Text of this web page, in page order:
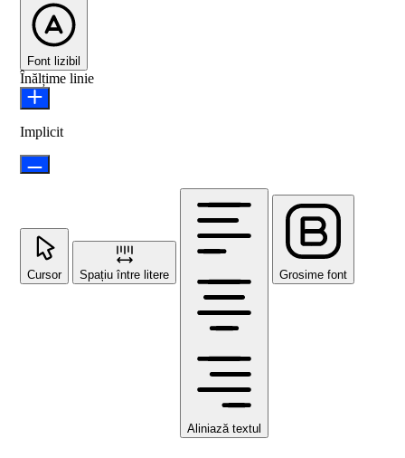
Font lizibil
Înălțime linie
Implicit
Cursor Spațiu între litere
Aliniază textul
Grosime font